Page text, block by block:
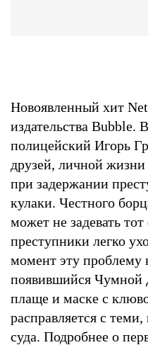
Новоявленный хит
издательства
полицейский Игорь
друзей, личной жизни
при задержании
кулаки. Честного
может не задевать
преступники легко
момент эту проблему
появившийся Чумной
плаще и маске с
расправляется с
суда. Подробнее о